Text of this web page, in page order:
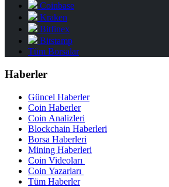
Coinbase
Kraken
Bitfinex
Bitstamp
Tüm Borsalar
Haberler
Güncel Haberler
Coin Haberler
Coin Analizleri
Blockchain Haberleri
Borsa Haberleri
Mining Haberleri
Coin Videoları
Coin Yazarları
Tüm Haberler